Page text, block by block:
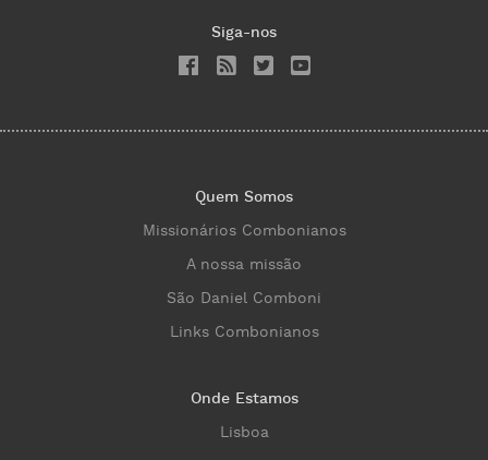
Siga-nos
Quem Somos
Missionários Combonianos
A nossa missão
São Daniel Comboni
Links Combonianos
Onde Estamos
Lisboa